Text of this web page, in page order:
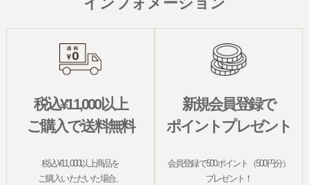
インフォメーション
税込¥11,000以上
ご購入で送料無料
税込¥11,000以上商品を
ご購入いただいた場合、
新規会員登録で
ポイントプレゼント
会員登録で500ポイント（500円分）
プレゼント！